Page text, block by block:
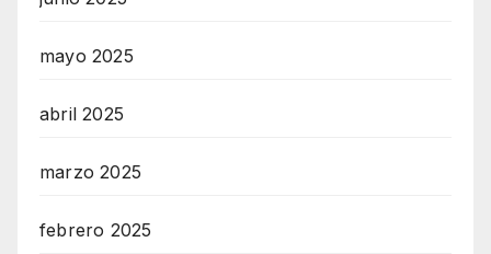
mayo 2025
abril 2025
marzo 2025
febrero 2025